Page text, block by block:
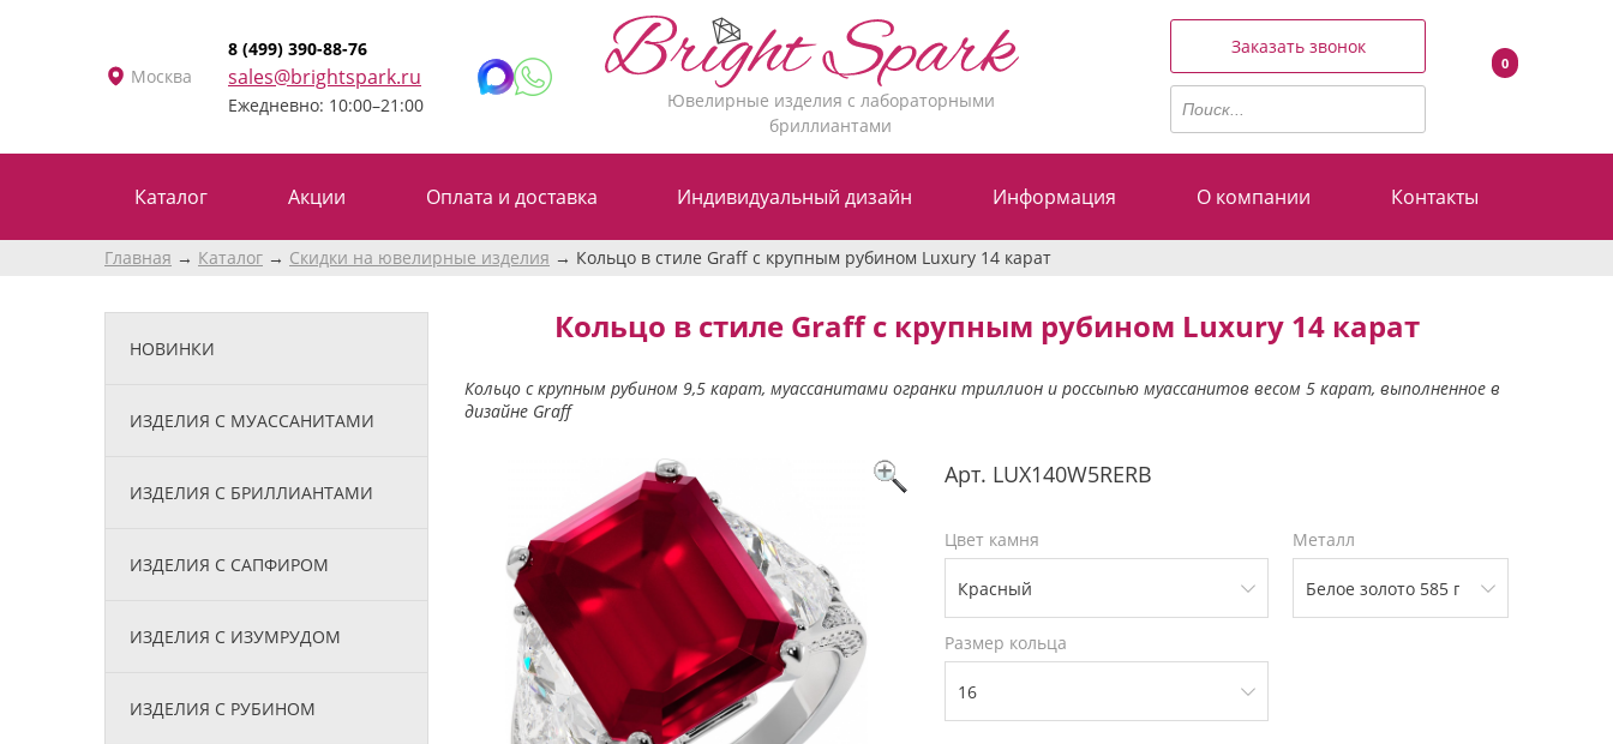
Москва
8 (499) 390-88-76
sales@brightspark.ru
Ежедневно: 10:00–21:00
Ювелирные изделия с лабораторными
бриллиантами
Заказать звонок
0
Каталог Акции Оплата и доставка Индивидуальный дизайн Информация О компании Контакты
Главная Каталог Скидки на ювелирные изделия Кольцо в стиле Graff с крупным рубином Luxury 14 карат
НОВИНКИ
ИЗДЕЛИЯ С МУАССАНИТАМИ
ИЗДЕЛИЯ С БРИЛЛИАНТАМИ
ИЗДЕЛИЯ С САПФИРОМ
ИЗДЕЛИЯ С ИЗУМРУДОМ
ИЗДЕЛИЯ С РУБИНОМ
Кольцо в стиле Graff с крупным рубином Luxury 14 карат
Кольцо с крупным рубином 9,5 карат, муассанитами огранки триллион и россыпью муассанитов весом 5 карат, выполненное в
дизайне Graff
Арт. LUX140W5RERB
Цвет камня Металл
Размер кольца